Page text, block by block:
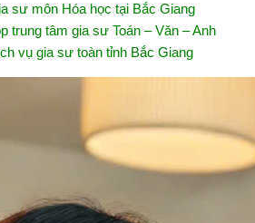
sư môn Hóa học tại Bắc Giang
trung tâm gia sư Toán – Văn – Anh
vụ gia sư toàn tỉnh Bắc Giang